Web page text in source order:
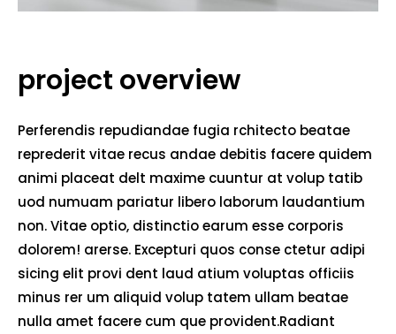
Perferendis repudiandae fugia rchitecto beatae
reprederit vitae recus andae debitis facere quidem
animi placeat delt maxime cuuntur at volup tatib
uod numuam pariatur libero laborum laudantium
non. Vitae optio, distinctio earum esse corporis
dolorem! arerse. Excepturi quos conse ctetur adipi
sicing elit provi dent laud atium voluptas officiis
minus rer um aliquid volup tatem ullam beatae
nulla amet facere cum que provident.Radiant
project overview